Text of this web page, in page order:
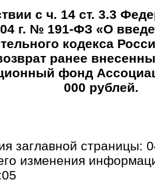
с ч. 14 ст. 3.3
г. № 191-ФЗ «О
кодекса
ранее
фонд
000 рублей.
заглавной страницы:
изменения